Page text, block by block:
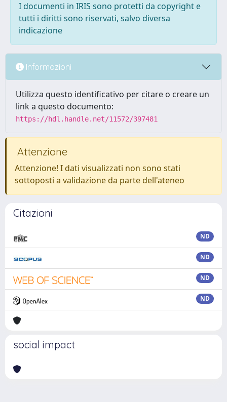
I documenti in IRIS sono protetti da copyright e
tutti i diritti sono riservati, salvo diversa
indicazione
Informazioni
Utilizza questo identificativo per citare o creare un
link a questo documento:
https://hdl.handle.net/11572/397481
Attenzione
Attenzione! I dati visualizzati non sono stati
sottoposti a validazione da parte dell'ateneo
Citazioni
ND
ND
ND
ND
social impact